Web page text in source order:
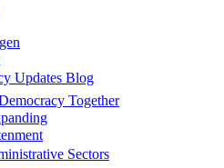
Updates Blog
Together
Sectors